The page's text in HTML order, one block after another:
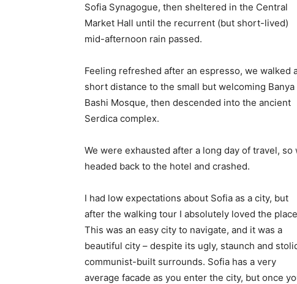
Sofia Synagogue, then sheltered in the Central
Market Hall until the recurrent (but short-lived)
mid-afternoon rain passed.
Feeling refreshed after an espresso, we walked
short distance to the small but welcoming Banya
Bashi Mosque, then descended into the ancient
Serdica complex.
We were exhausted after a long day of travel, so
headed back to the hotel and crashed.
I had low expectations about Sofia as a city, but
after the walking tour I absolutely loved the
This was an easy city to navigate, and it was a
beautiful city – despite its ugly, staunch and
communist-built surrounds. Sofia has a very
average facade as you enter the city, but once